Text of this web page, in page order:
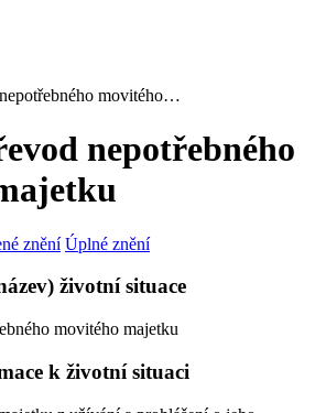
movitého…
nepotřebného
znění Úplné znění
životní situace
movitého majetku
k životní situaci